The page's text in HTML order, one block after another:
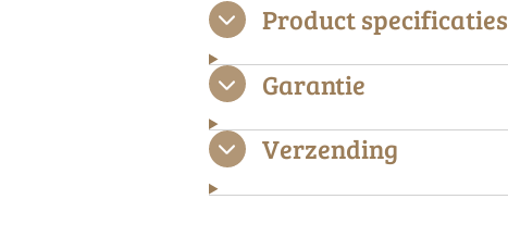
Product specificaties
Garantie
Verzending